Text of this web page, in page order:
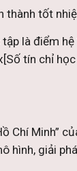
thành tốt
là điểm
tín chỉ
Chí Minh”
hình, giải